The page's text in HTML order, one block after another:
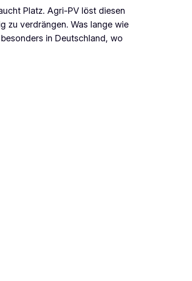
Platz. Agri-PV löst diesen
zu verdrängen. Was lange wie
in Deutschland, wo